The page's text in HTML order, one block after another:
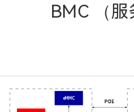
BMC （
eMMC
PCIE